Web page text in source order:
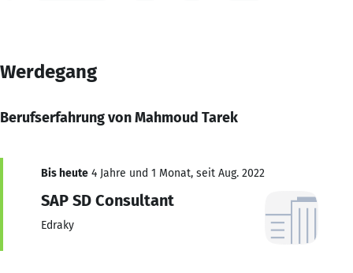
Werdegang
Berufserfahrung von Mahmoud Tarek
Bis heute 4 Jahre und 1 Monat, seit Aug. 2022
SAP SD Consultant
Edraky